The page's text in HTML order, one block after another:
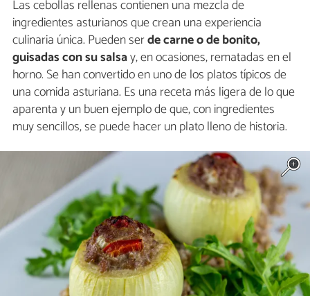
Las cebollas rellenas contienen una mezcla de
ingredientes asturianos que crean una experiencia
culinaria única. Pueden serde carne o de bonito,
guisadas con su salsay, en ocasiones, rematadas en el
horno. Se han convertido en uno de los platos típicos de
una comida asturiana. Es una receta más ligera de lo que
aparenta y un buen ejemplo de que, con ingredientes
muy sencillos, se puede hacer un plato lleno de historia.